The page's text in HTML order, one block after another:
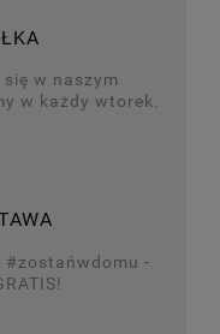
w naszym
w każdy wtorek.
#zostańwdomu -